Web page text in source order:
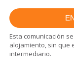
Esta comunicación
alojamiento, sin que
intermediario.